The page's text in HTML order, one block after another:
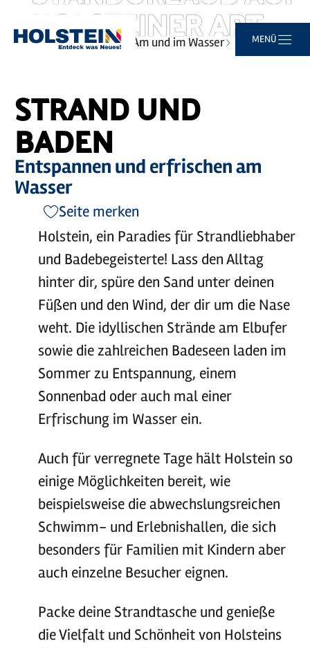
Zum
Hauptinhalt
Zur
Suche
Zur
Navigation
Zum
Footer
MENÜ
HOLSTEINER ART
Sie
Startseite Erlebnisse
Am und im Wasser
STRAND UND
BADEN
Entspannen und erfrischen am
Wasser
Seite merken
Holstein, ein Paradies für Strandliebhaber
und Badebegeisterte! Lass den Alltag
hinter dir, spüre den Sand unter deinen
Füßen und den Wind, der dir um die Nase
weht. Die idyllischen Strände am Elbufer
sowie die zahlreichen Badeseen laden im
Sommer zu Entspannung, einem
Sonnenbad oder auch mal einer
Erfrischung im Wasser ein.
Auch für verregnete Tage hält Holstein so
einige Möglichkeiten bereit, wie
beispielsweise die abwechslungsreichen
Schwimm- und Erlebnishallen, die sich
besonders für Familien mit Kindern aber
auch einzelne Besucher eignen.
Packe deine Strandtasche und genieße
die Vielfalt und Schönheit von Holsteins